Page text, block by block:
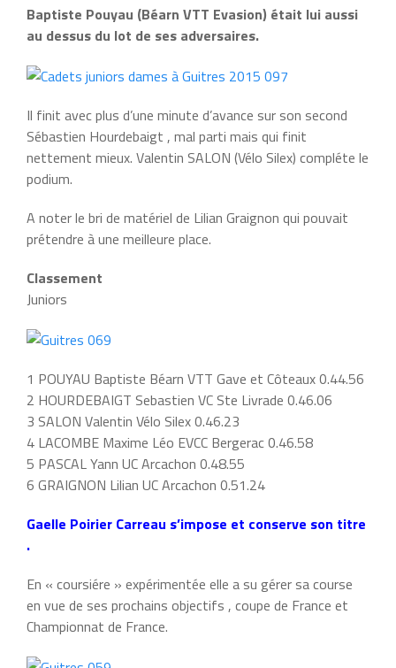
Baptiste Pouyau (Béarn VTT Evasion) était lui aussi
au dessus du lot de ses adversaires.
Il finit avec plus d’une minute d’avance sur son second
Sébastien Hourdebaigt , mal parti mais qui finit
nettement mieux. Valentin SALON (Vélo Silex) compléte le
podium.
A noter le bri de matériel de Lilian Graignon qui pouvait
prétendre à une meilleure place.
Classement
Juniors
1 POUYAU Baptiste Béarn VTT Gave et Côteaux 0.44.56
2 HOURDEBAIGT Sebastien VC Ste Livrade 0.46.06
3 SALON Valentin Vélo Silex 0.46.23
4 LACOMBE Maxime Léo EVCC Bergerac 0.46.58
5 PASCAL Yann UC Arcachon 0.48.55
6 GRAIGNON Lilian UC Arcachon 0.51.24
Gaelle Poirier Carreau s’impose et conserve son titre
.
En « coursiére » expérimentée elle a su gérer sa course
en vue de ses prochains objectifs , coupe de France et
Championnat de France.